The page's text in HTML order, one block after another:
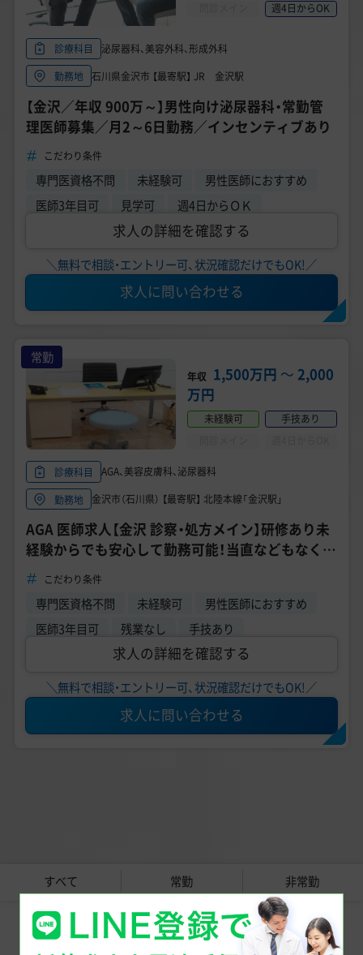
週4日からOK
診療科目
泌尿器科、美容外科、形成外科
勤務地 石川県金沢市 【最寄駅】 JR 金沢駅
【金沢／年収 900万～】男性向け泌尿器科・常勤管
理医師募集／月2～6日勤務／インセンティブあり
こだわり条件
専門医資格不問 未経験可
男性医師におすすめ
医師3年目可
見学可 週4日からＯＫ
求人の詳細を確認する
＼無料で相談・エントリー可、状況確認だけでもOK!／
求人に問い合わせる
常勤
年収 1,500万円 〜 2,000
万円
未経験可
手技あり
診療科目
AGA、美容皮膚科、泌尿器科
勤務地
金沢市（石川県） 【最寄駅】 北陸本線「金沢駅」
AGA 医師求人【金沢 診察・処方メイン】研修あり未
経験からでも安心して勤務可能！当直などもなくプ
ライベート充実。
こだわり条件
専門医資格不問 未経験可
男性医師におすすめ
医師3年目可
残業なし 手技あり
求人の詳細を確認する
＼無料で相談・エントリー可、状況確認だけでもOK!／
求人に問い合わせる
すべて 常勤 非常勤